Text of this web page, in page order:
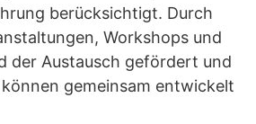
berücksichtigt. Durch
Workshops und
der Austausch gefördert und
gemeinsam entwickelt